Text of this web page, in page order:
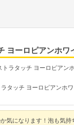
ヨーロピアンホ
ラタッチ ヨーロピア
タッチ ヨーロピアンホ
気になります！泡も気